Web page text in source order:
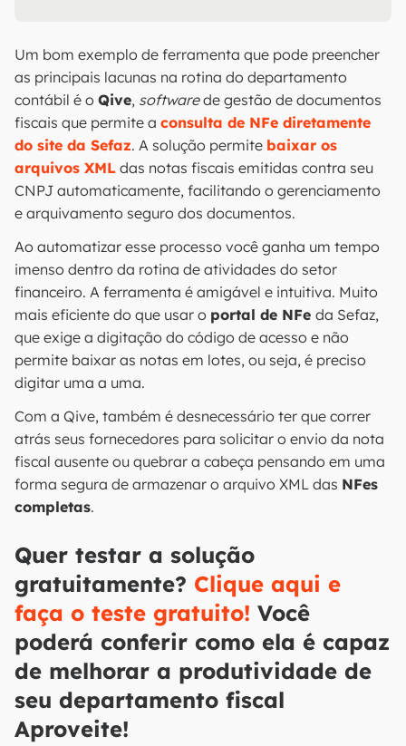
Um bom exemplo de ferramenta que pode preencher
as principais lacunas na rotina do departamento
contábil é o Qive, softwarede gestão de documentos
fiscais que permite a consulta de NFe diretamente
do site da Sefaz. A solução permite baixar os
arquivos XML das notas fiscais emitidas contra seu
CNPJ automaticamente, facilitando o gerenciamento
e arquivamento seguro dos documentos.
Ao automatizar esse processo você ganha um tempo
imenso dentro da rotina de atividades do setor
financeiro. A ferramenta é amigável e intuitiva. Muito
mais eficiente do que usar o portal de NFe da Sefaz,
que exige a digitação do código de acesso e não
permite baixar as notas em lotes, ou seja, é preciso
digitar uma a uma.
Com a Qive, também é desnecessário ter que correr
atrás seus fornecedores para solicitar o envio da nota
fiscal ausente ou quebrar a cabeça pensando em uma
forma segura de armazenar o arquivo XML das NFes
completas.
Quer testar a solução
gratuitamente? Clique aqui e
faça o teste gratuito! Você
poderá conferir como ela é capaz
de melhorar a produtividade de
seu departamento fiscal
Aproveite!